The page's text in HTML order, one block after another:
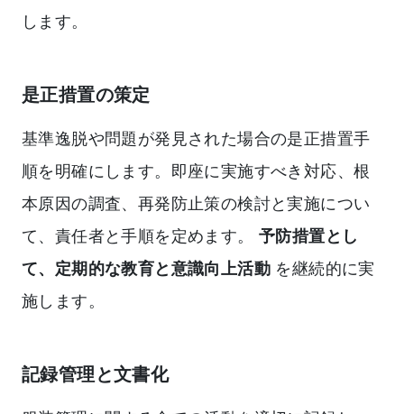
します。
是正措置の策定
基準逸脱や問題が発見された場合の是正措置手
順を明確にします。即座に実施すべき対応、根
本原因の調査、再発防止策の検討と実施につい
て、責任者と手順を定めます。 予防措置とし
て、定期的な教育と意識向上活動 を継続的に実
施します。
記録管理と文書化